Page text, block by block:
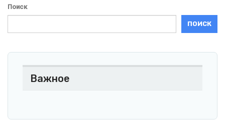
Поиск
ПОИСК
Важное